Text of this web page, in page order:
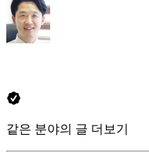
같은 분야의 글 더보기